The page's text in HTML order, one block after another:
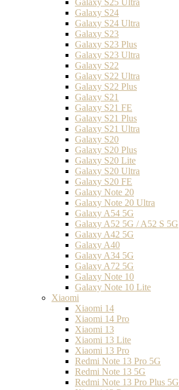
Galaxy S25 Ultra
Galaxy S24
Galaxy S24 Ultra
Galaxy S23
Galaxy S23 Plus
Galaxy S23 Ultra
Galaxy S22
Galaxy S22 Ultra
Galaxy S22 Plus
Galaxy S21
Galaxy S21 FE
Galaxy S21 Plus
Galaxy S21 Ultra
Galaxy S20
Galaxy S20 Plus
Galaxy S20 Lite
Galaxy S20 Ultra
Galaxy S20 FE
Galaxy Note 20
Galaxy Note 20 Ultra
Galaxy A54 5G
Galaxy A52 5G / A52 S 5G
Galaxy A42 5G
Galaxy A40
Galaxy A34 5G
Galaxy A72 5G
Galaxy Note 10
Galaxy Note 10 Lite
Xiaomi
Xiaomi 14
Xiaomi 14 Pro
Xiaomi 13
Xiaomi 13 Lite
Xiaomi 13 Pro
Redmi Note 13 Pro 5G
Redmi Note 13 5G
Redmi Note 13 Pro Plus 5G